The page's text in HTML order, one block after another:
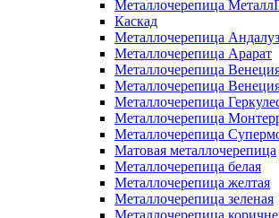
Металлочерепица
Каскад
Металлочерепица
Металлочерепица Арарат
Металлочерепица
Металлочерепица
Металлочерепица
Металлочерепица
Металлочерепица
Матовая металлочерепица
Металлочерепица белая
Металлочерепица желтая
Металлочерепица зеленая
Металлочерепица